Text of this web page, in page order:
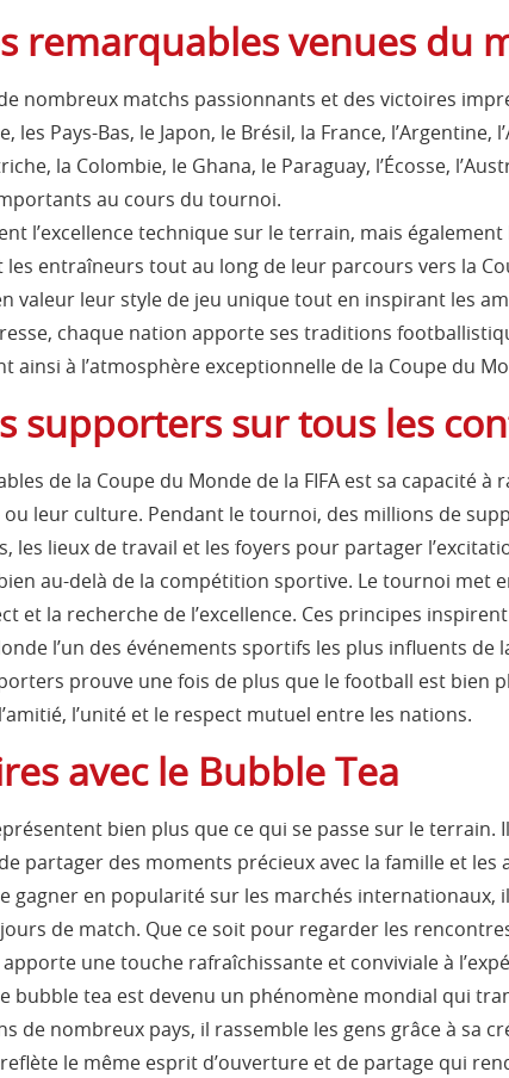
remarquables venues du
nombreux matchs passionnants et des victoires
les Pays-Bas, le Japon, le Brésil, la France, l’Argentine,
la Colombie, le Ghana, le Paraguay, l’Écosse,
au cours du tournoi.
l’excellence technique sur le terrain, mais
les entraîneurs tout au long de leur parcours vers la
valeur leur style de jeu unique tout en inspirant les
chaque nation apporte ses traditions
à l’atmosphère exceptionnelle de la Coupe du
supporters sur tous les
de la Coupe du Monde de la FIFA est sa capacité
leur culture. Pendant le tournoi, des millions de
les lieux de travail et les foyers pour partager
au-delà de la compétition sportive. Le tournoi met
et la recherche de l’excellence. Ces principes
l’un des événements sportifs les plus influents de
prouve une fois de plus que le football est bien
l’unité et le respect mutuel entre les nations.
avec le Bubble Tea
bien plus que ce qui se passe sur le terrain.
partager des moments précieux avec la famille et les
gagner en popularité sur les marchés internationaux,
de match. Que ce soit pour regarder les
une touche rafraîchissante et conviviale à
bubble tea est devenu un phénomène mondial qui
de nombreux pays, il rassemble les gens grâce à sa
le même esprit d’ouverture et de partage qui